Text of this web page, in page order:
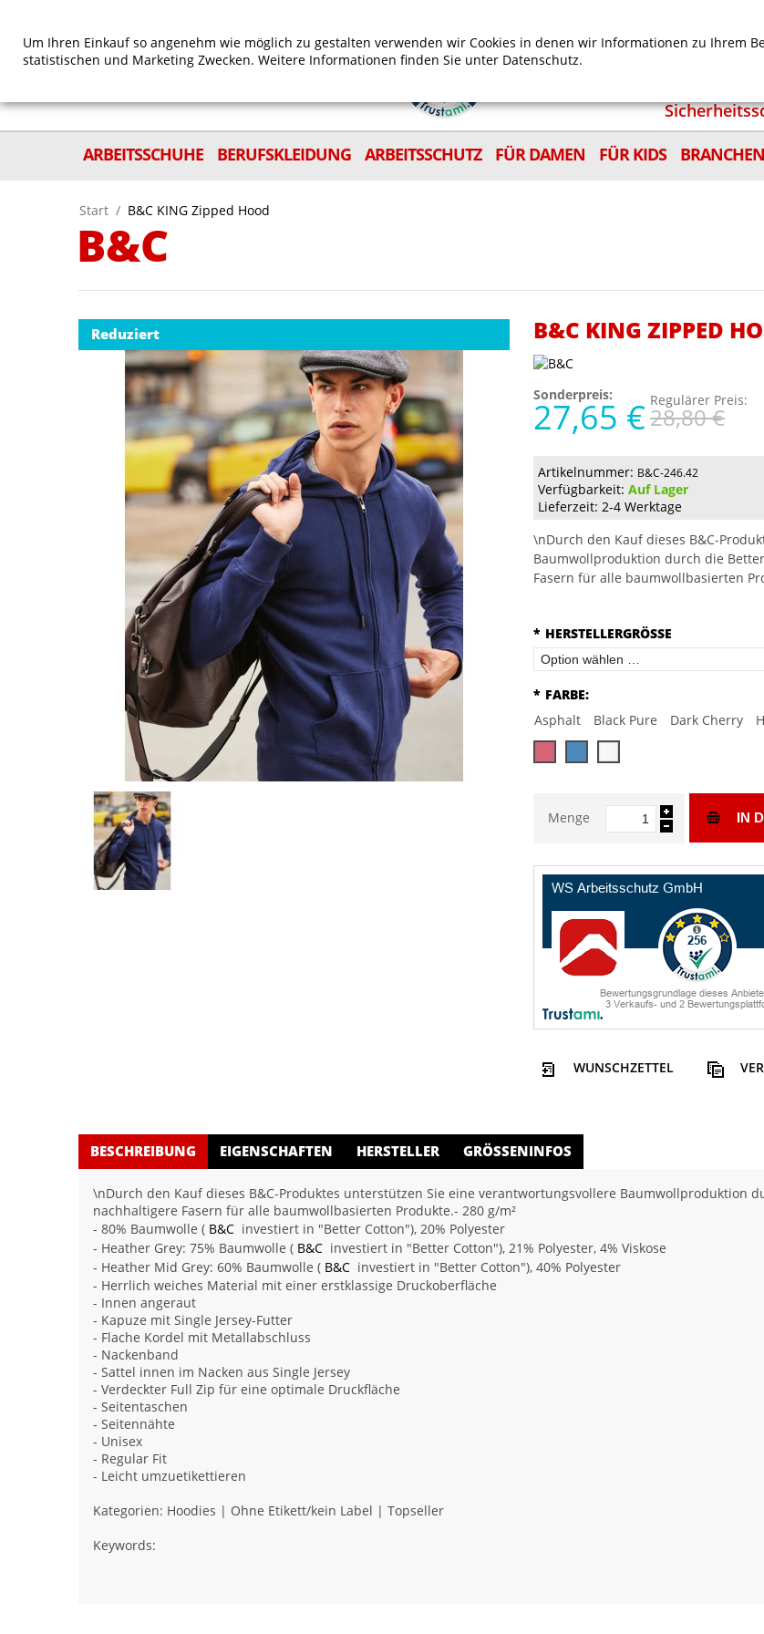
ARBEITSSCHUHE
BERUFSKLEIDUNG ARBEITSSCHUTZ FÜR DAMEN FÜR KIDS BRANCHEN
Start / B&C KING Zipped Hood
B&C
Reduziert B&C KING ZIPPED
Sonderpreis:
27,65 € Regulärer Preis:
28,80 €
Artikelnummer: B&C-246.42
Verfügbarkeit: Auf Lager
Lieferzeit: 2-4 Werktage
\nDurch den Kauf dieses B&C-
Baumwollproduktion durch die
Fasern für alle baumwollbasierten
* HERSTELLERGRÖSSE
* FARBE:
Asphalt
Black Pure Dark Cherry
Menge IN
WUNSCHZETTEL
BESCHREIBUNG EIGENSCHAFTEN HERSTELLER GRÖSSENINFOS
\nDurch den Kauf dieses B&C-Produktes unterstützen Sie eine verantwortungsvollere Baumwollproduktion
nachhaltigere Fasern für alle baumwollbasierten Produkte.- 280 g/m²
- 80% Baumwolle ( B&C investiert in "Better Cotton"), 20% Polyester
- Heather Grey: 75% Baumwolle ( B&C investiert in "Better Cotton"), 21% Polyester, 4% Viskose
- Heather Mid Grey: 60% Baumwolle ( B&C investiert in "Better Cotton"), 40% Polyester
- Herrlich weiches Material mit einer erstklassige Druckoberfläche
- Innen angeraut
- Kapuze mit Single Jersey-Futter
- Flache Kordel mit Metallabschluss
- Nackenband
- Sattel innen im Nacken aus Single Jersey
- Verdeckter Full Zip für eine optimale Druckfläche
- Seitentaschen
- Seitennähte
- Unisex
- Regular Fit
- Leicht umzuetikettieren
Kategorien: Hoodies | Ohne Etikett/kein Label | Topseller
Keywords:
Um Ihren Einkauf so angenehm wie möglich zu gestalten verwenden wir Cookies in denen wir Informationen zu Ihrem
statistischen und Marketing Zwecken. Weitere Informationen finden Sie unter Datenschutz.